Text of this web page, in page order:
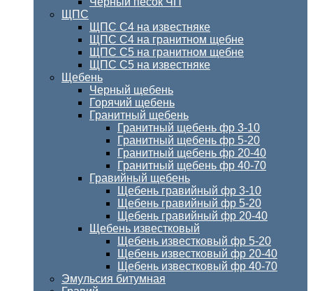
ЩПС
ЩПС С4 на известняке
ЩПС С4 на гранитном щебне
ЩПС С5 на гранитном щебне
ЩПС С5 на известняке
Щебень
Черный щебень
Горячий щебень
Гранитный щебень
Гранитный щебень фр 3-10
Гранитный щебень фр 5-20
Гранитный щебень фр 20-40
Гранитный щебень фр 40-70
Гравийный щебень
Щебень гравийный фр 3-10
Щебень гравийный фр 5-20
Щебень гравийный фр 20-40
Щебень известковый
Щебень известковый фр 5-20
Щебень известковый фр 20-40
Щебень известковый фр 40-70
Эмульсия битумная